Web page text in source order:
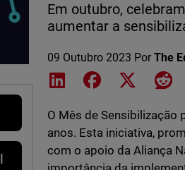
Em outubro,
aumentar a
09 Outubro 2023 PorThe
Share on LinkedIn
Share onShare on
O Mês de Sensibilização
anos. Esta iniciativa,
com o apoio da Aliança